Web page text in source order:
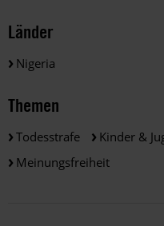
Länder
Nigeria
Themen
Todesstrafe Kinder &
Meinungsfreiheit